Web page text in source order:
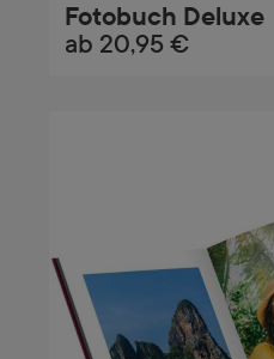
Fotobuch Deluxe
ab 20,95 €